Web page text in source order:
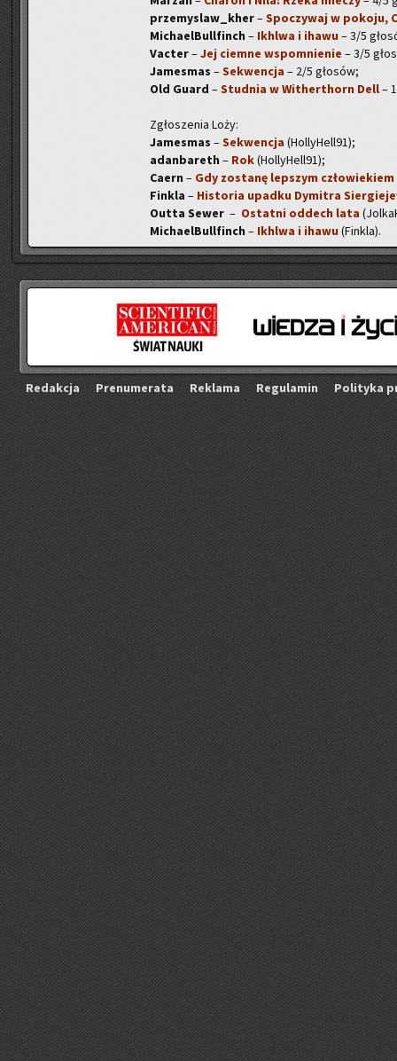
prze­my­slaw_kher–Spo­czy­waj w po­ko­ju,
Mi­cha­el­Bul­l­finch – Ikhl­wa i ihawu – 3/5
Vac­ter–Jej ciem­ne wspo­mnie­nie – 3/5
Ja­me­smas –Se­kwen­cja – 2/5 gło­sów;
Old Guard –Stud­nia w Wi­ther­thorn Dell–
Zgło­sze­nia Loży:
Ja­me­smas –Se­kwen­cja (Hol­ly­Hel­l91);
adan­ba­reth – Rok(Hol­ly­Hel­l91);
Caern – Gdy zo­sta­nę lep­szym czło­wie­kiem
Fin­kla – Hi­sto­ria upad­ku Dy­mi­tra
Outta Sewer – Ostat­ni od­dech lata
Mi­cha­el­Bul­l­finch – Ikhl­wa i ihawu (Fin­kla).
Re­dak­cja Pre­nu­me­ra­ta Re­kla­ma Re­gu­la­min Po­li­ty­ka